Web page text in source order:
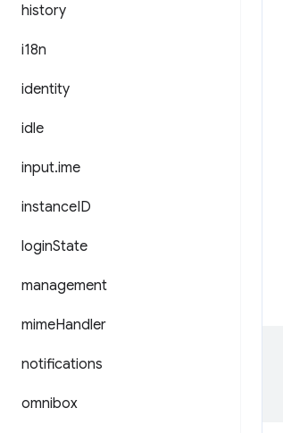
history
i18n
identity
idle
input.ime
instanceID
loginState
management
mimeHandler
notifications
omnibox